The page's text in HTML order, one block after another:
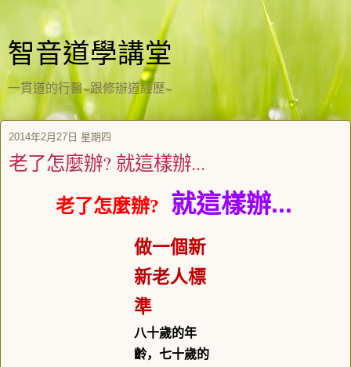
智音道學講堂
一貫道的行醫~跟修辦道經歷~
2014年2月27日 星期四
老了怎麼辦? 就這樣辦...
老了怎麼辦? 就這樣辦...
做一個新
新老人標
準
八十歲的年
齡，七十歲的